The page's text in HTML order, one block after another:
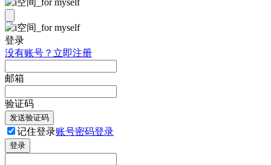
登录
没有账号？立即注册
邮箱
验证码
发送验证码
记住登录账号密码登录
登录